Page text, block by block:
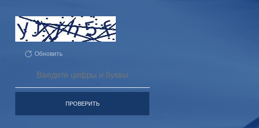
Обновить
ПРОВЕРИТЬ